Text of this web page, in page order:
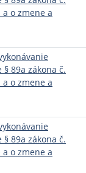
o zmene a
89a zákona č.
o zmene a
89a zákona č.
o zmene a